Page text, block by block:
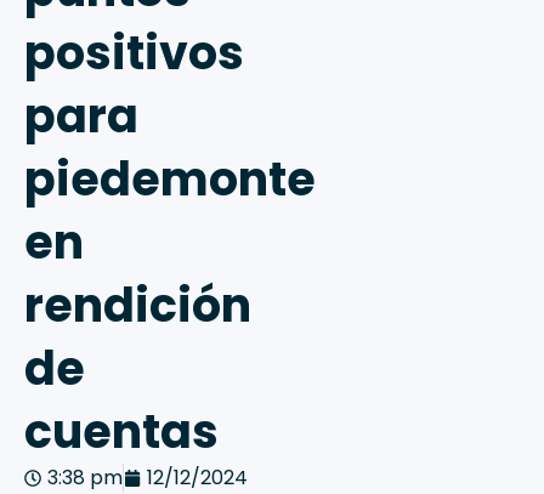
positivos
para
piedemonte
en
rendición
de
cuentas
3:38 pm 12/12/2024